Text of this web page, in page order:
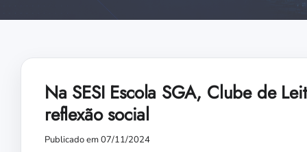
Na SESI Escola SGA, Clube de
reflexão social
Publicado em 07/11/2024